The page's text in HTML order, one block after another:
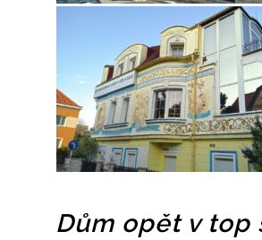
Dům opět v top